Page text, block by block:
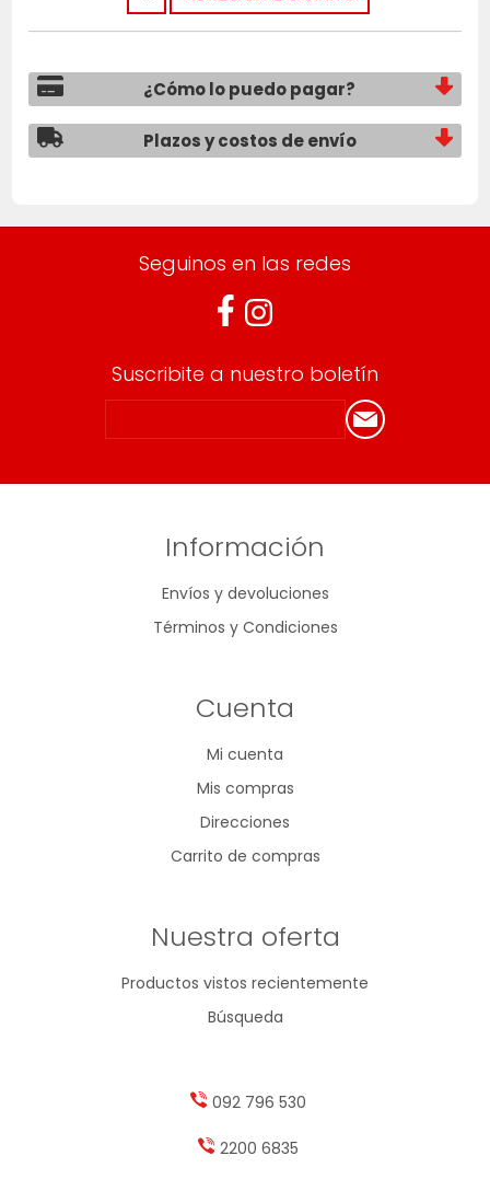
¿Cómo lo puedo pagar?
Plazos y costos de envío
Seguinos en las redes
Suscribite a nuestro boletín
Información
Envíos y devoluciones
Términos y Condiciones
Cuenta
Mi cuenta
Mis compras
Direcciones
Carrito de compras
Nuestra oferta
Productos vistos recientemente
Búsqueda
092 796 530
2200 6835